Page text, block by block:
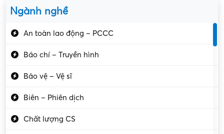
Ngành nghề
An toàn lao động – PCCC
Báo chí – Truyền hình
Bảo vệ – Vệ sĩ
Biên – Phiên dịch
Chất lượng CS